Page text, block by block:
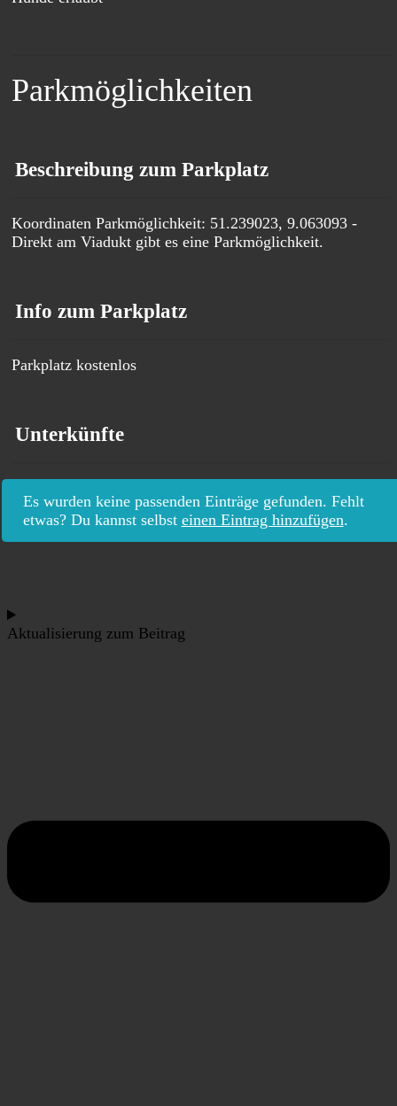
Parkmöglichkeiten
Beschreibung zum Parkplatz
Koordinaten Parkmöglichkeit: 51.239023, 9.063093 -
Direkt am Viadukt gibt es eine Parkmöglichkeit.
Info zum Parkplatz
Parkplatz kostenlos
Unterkünfte
Es wurden keine passenden Einträge gefunden. Fehlt
etwas? Du kannst selbst einen Eintrag hinzufügen.
Aktualisierung zum Beitrag